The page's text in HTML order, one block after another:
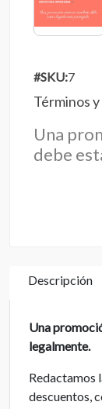
#SKU:7
Términos
Una
debe
Descripción
Una
legalmente.
Redactamos
descuentos,